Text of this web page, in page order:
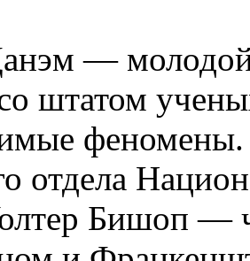
—
штатом
феномены.
отдела
Бишоп —